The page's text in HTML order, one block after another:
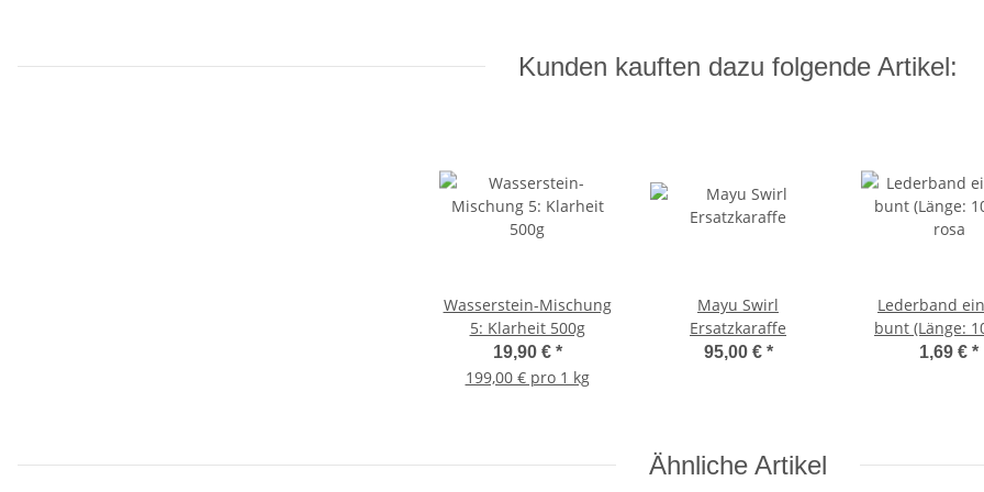
Kunden kauften dazu folgende Artikel:
Wasserstein-Mischung
5: Klarheit 500g
19,90 € *
199,00 € pro 1 kg
Mayu Swirl
Ersatzkaraffe
95,00 € *
Lederband
bunt (Länge:
rosa
1,69 € *
Ähnliche Artikel